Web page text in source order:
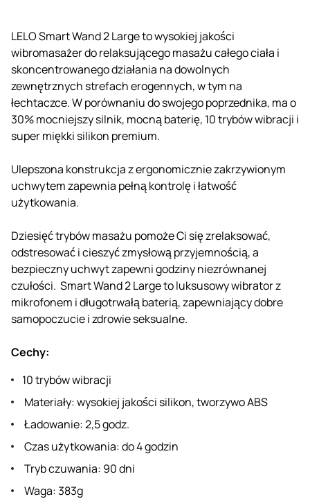
LELO Smart Wand 2 Large to wysokiej jakości
wibromasażer do relaksującego masażu całego ciała i
skoncentrowanego działania na dowolnych
zewnętrznych strefach erogennych, w tym na
łechtaczce. W porównaniu do swojego poprzednika, ma o
30% mocniejszy silnik, mocną baterię, 10 trybów wibracji i
super miękki silikon premium.
Ulepszona konstrukcja z ergonomicznie zakrzywionym
uchwytem zapewnia pełną kontrolę i łatwość
użytkowania.
Dziesięć trybów masażu pomoże Ci się zrelaksować,
odstresować i cieszyć zmysłową przyjemnością, a
bezpieczny uchwyt zapewni godziny niezrównanej
czułości. Smart Wand 2 Large to luksusowy wibrator z
mikrofonem i długotrwałą baterią, zapewniający dobre
samopoczucie i zdrowie seksualne.
Cechy:
10 trybów wibracji
Materiały: wysokiej jakości silikon, tworzywo ABS
Ładowanie: 2,5 godz.
Czas użytkowania: do 4 godzin
Tryb czuwania: 90 dni
Waga: 383g